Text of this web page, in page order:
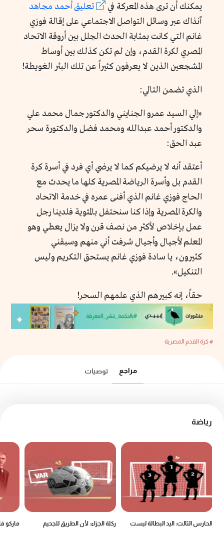
يمكنك أن ترى هذه المعركة في
تعليق أحمد مجاهد
آنذاك عبر وسائل التواصل الاجتماعي على إقالة فوزي
غانم التي كانت بمثابة الحدث الجلل بين أروقة الاتحاد
المصري لكرة القدم، وإن لم تكن كذلك بين أوساط
المشجعين الذين لا يعرفون كثيراً عن تلك البئر الغويطة!
الذي تضمن التالي:
«إلي السيد عمرو الجنايني والدكتور جمال محمد علي
والدكتور أحمد عبدالله ومحمد فضل والدكتورة سحر
عبد الحق:
أعتقد أنه لا يرضيكم كما لا يرضي أي فرد في أسرة كرة
القدم بل وأسرة الرياضة المصرية كلها ما يحدث مع
الحاج فوزي غانم الذي أفنى عمره في خدمة الاتحاد
والكرة المصرية وإذا كنا سنحتفل بالمئوية فلدينا رجل
عمل بإخلاص لأكثر من نصف قرن ولا يزال يعطي وهو
المعلم لأجيال وأجيال شرفت أني منهم وسبقني
كثيرون، يا سادة فوزي غانم يستحق التكريم وليس
التنكيل».
حقاً، إنه كبيرهم الذي علمهم السحر!
# كرة القدم المصرية
مراجع توصيات
رياضة
الحارس الثالث: اليد البطالة ليست
ركلة الجزاء: لأن الطريق للجحيم
ماركو